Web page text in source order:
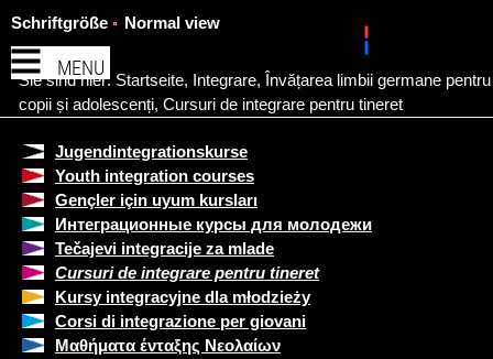
MENU
Schriftgröße Normal view
Sie sind hier: Startseite, Integrare, Învățarea limbii germane pentru
copii și adolescenți, Cursuri de integrare pentru tineret
Jugendintegrationskurse
Youth integration courses
Gençler için uyum kursları
Интеграционные курсы для молодежи
Tečajevi integracije za mlade
Cursuri de integrare pentru tineret
Kursy integracyjne dla młodzieży
Corsi di integrazione per giovani
Μαθήματα ένταξης Νεολαίων